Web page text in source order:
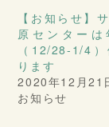
【お知らせ】
原センターは
（12/28-1/4
ります
2020年12月21
お知らせ